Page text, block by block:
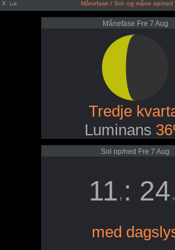
X Luk Månefase / Sol- og måne op/ned
Månefase Fre 7 Aug
Tredje
Luminans
Sol op/ned Fre 7 Aug
11 t : 24
med